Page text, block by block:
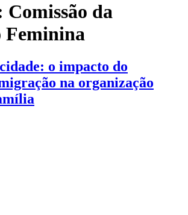
Comissão da
Feminina
o impacto do
na organização